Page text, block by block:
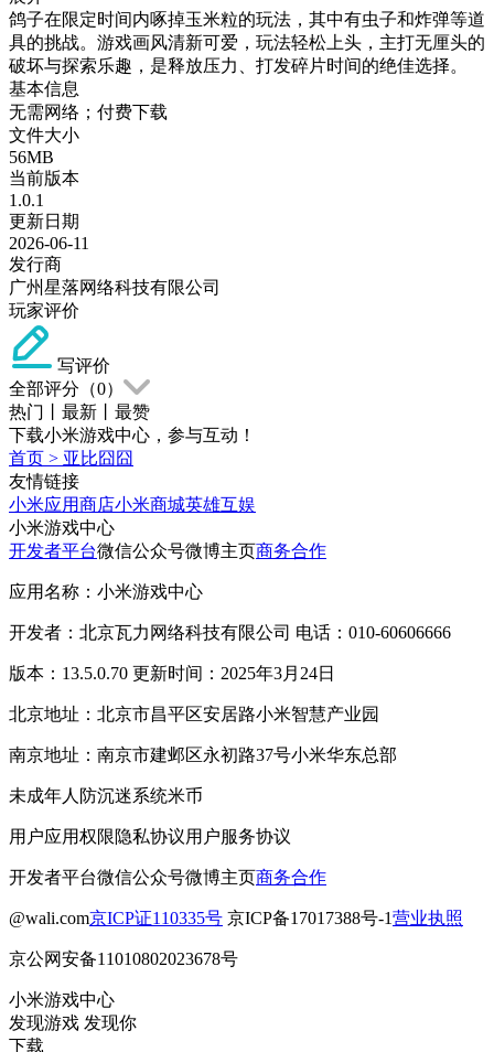
鸽子在限定时间内啄掉玉米粒的玩法，其中有虫子和炸弹等道
具的挑战。游戏画风清新可爱，玩法轻松上头，主打无厘头的
破坏与探索乐趣，是释放压力、打发碎片时间的绝佳选择。
基本信息
无需网络；付费下载
文件大小
56MB
当前版本
1.0.1
更新日期
2026-06-11
发行商
广州星落网络科技有限公司
玩家评价
写评价
全部评分（0）
热门
最新
最赞
下载小米游戏中心，参与互动！
首页 > 亚比囧囧
友情链接
小米应用商店小米商城英雄互娱
小米游戏中心
开发者平台微信公众号微博主页商务合作
应用名称：小米游戏中心
开发者：北京瓦力网络科技有限公司 电话：010-60606666
版本：13.5.0.70 更新时间：2025年3月24日
北京地址：北京市昌平区安居路小米智慧产业园
南京地址：南京市建邺区永初路37号小米华东总部
未成年人防沉迷系统米币
用户应用权限隐私协议用户服务协议
开发者平台微信公众号微博主页商务合作
@wali.com京ICP证110335号 京ICP备17017388号-1营业执照
京公网安备11010802023678号
小米游戏中心
发现游戏 发现你
下载